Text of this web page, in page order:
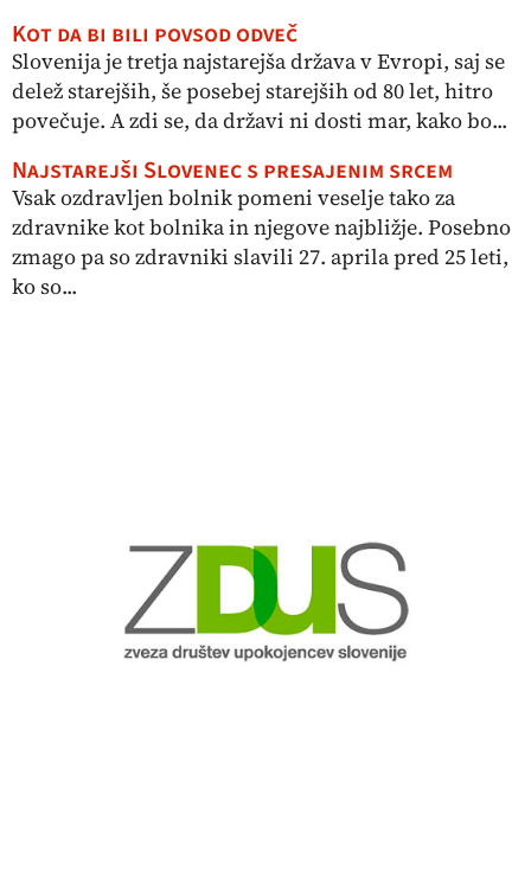
Kot da bi bili povsod odveč
Slovenija je tretja najstarejša država v Evropi, saj se
delež starejših, še posebej starejših od 80 let, hitro
povečuje. A zdi se, da državi ni dosti mar, kako bo...
Najstarejši Slovenec s presajenim srcem
Vsak ozdravljen bolnik pomeni veselje tako za
zdravnike kot bolnika in njegove najbližje. Posebno
zmago pa so zdravniki slavili 27. aprila pred 25 leti,
ko so...